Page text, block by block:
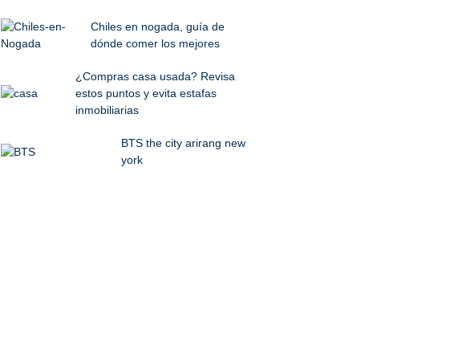
Chiles en nogada, guía de
dónde comer los mejores
¿Compras casa usada? Revisa
estos puntos y evita estafas
inmobiliarias
BTS the city arirang new
york